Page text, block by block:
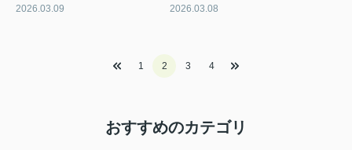
2026.03.09 2026.03.08
1 2 3 4
おすすめのカテゴリ